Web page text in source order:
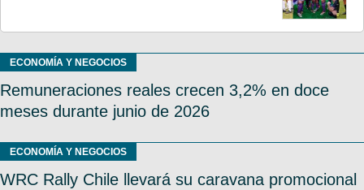
ECONOMÍA Y NEGOCIOS
Remuneraciones reales crecen 3,2% en doce
meses durante junio de 2026
ECONOMÍA Y NEGOCIOS
WRC Rally Chile llevará su caravana promocional